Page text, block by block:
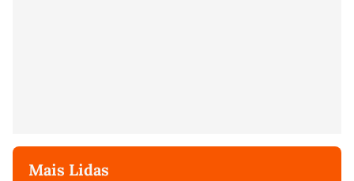
Mais Lidas